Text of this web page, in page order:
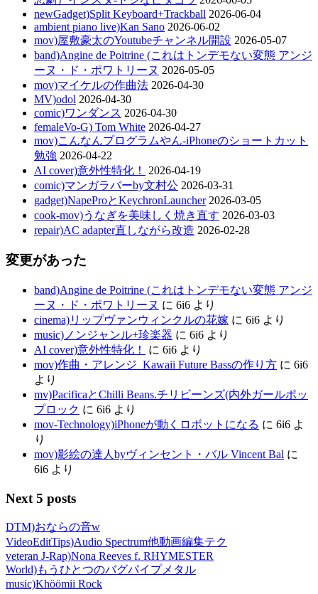
newGadget)Split Keyboard+Trackball 2026-06-04
ambient piano live)Kan Sano 2026-06-02
mov)屋敷豪太のYoutubeチャンネル開設 2026-05-07
band)Angine de Poitrine (これはトンデモない変態 アンジ
ーヌ・ド・ポワトリーヌ 2026-05-05
mov)マイケルの作曲法 2026-04-30
MV)odol 2026-04-30
comic)ワンダンス 2026-04-30
femaleVo-G) Tom White 2026-04-27
mov)こんなんプログラムやん-iPhoneのショートカット
勉強 2026-04-22
AI cover)意外性特化！
2026-04-19
comic)マンガラバーby文村公 2026-03-31
gadget)NapeProとKeychronLauncher 2026-03-05
cook-mov)うなぎを美味しく焼き直す 2026-03-03
repair)AC adapter直しながら改造 2026-02-28
変更があった
band)Angine de Poitrine (これはトンデモない変態 アンジ
ーヌ・ド・ポワトリーヌ に 6i6 より
cinema)リップヴァンウィンクルの花嫁 に 6i6 より
music)ノンジャンル+珍楽器 に 6i6 より
AI cover)意外性特化！
に 6i6 より
mov)作曲・アレンジ_Kawaii Future Bassの作り方 に 6i6
より
mv)PacificaとChilli Beans.チリビーンズ(内外ガールポッ
プロック に 6i6 より
mov-Technology)iPhoneが動くロボットになる に 6i6 よ
り
mov)影絵の達人byヴィンセント・バル Vincent Bal に
6i6 より
Next 5 posts
DTM)おならの音w
VideoEditTips)Audio Spectrum他動画編集テク
veteran J-Rap)Nona Reeves f. RHYMESTER
World)もうひとつのバグパイプメタル
music)Khöömii Rock